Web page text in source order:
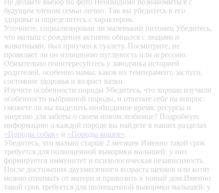
Не делайте выбор по фото Необходимо познакомиться с
будущим членом семьи лично. Так вы убедитесь в его
здоровье и определитесь с характером.
Уточните, социализирован ли маленький питомец Убедитесь,
что малыш с рождения активно общался с людьми и
животными, был приучен к туалету. Посмотрите, не
проявляет ли он излишнюю пугливость или агрессию.
Обязательно поинтересуйтесь у заводчика историей
родителей, особенно мамы: каков их темперамент, заслуги,
состояние здоровья и возраст вязки.
Изучите особенности породы Убедитесь, что хорошо изучили
особенности выбранной породы, и ответьте себе на вопрос:
сможете ли вы выделить необходимое время, ресурсы и
энергию для заботы о своем новом любимце? Подробную
информацию о каждой породе вы найдете в наших разделах
«Породы собак» и «Породы кошек».
Убедитесь, что малыш старше 2 месяцев Именно такой срок
требуется для полноценной выкормки малышей: у них
формируется иммунитет и психологическая независимость.
После достижения двухмесячного возраста щенков или котят
можно отнимать от матери и привозить в новый дом.Именно
такой срок требуется для полноценной выкормки малышей: у